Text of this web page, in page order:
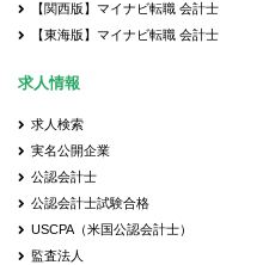
【関西版】マイナビ転職 会計士
【東海版】マイナビ転職 会計士
求人情報
求人検索
実名公開企業
公認会計士
公認会計士試験合格
USCPA（米国公認会計士）
監査法人